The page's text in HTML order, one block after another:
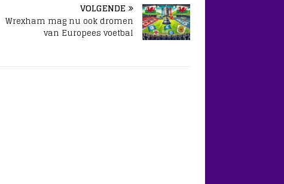
VOLGENDE
Wrexham mag nu ook dromen
van Europees voetbal